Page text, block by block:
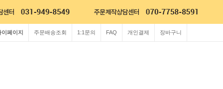
장바구니
개인결제
FAQ
1:1문의
주문배송조회
이페이지